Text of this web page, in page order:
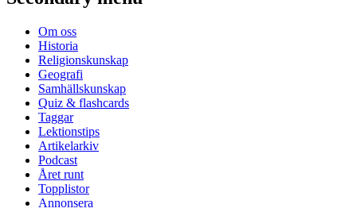
Om oss
Historia
Religionskunskap
Geografi
Samhällskunskap
Quiz & flashcards
Taggar
Lektionstips
Artikelarkiv
Podcast
Året runt
Topplistor
Annonsera